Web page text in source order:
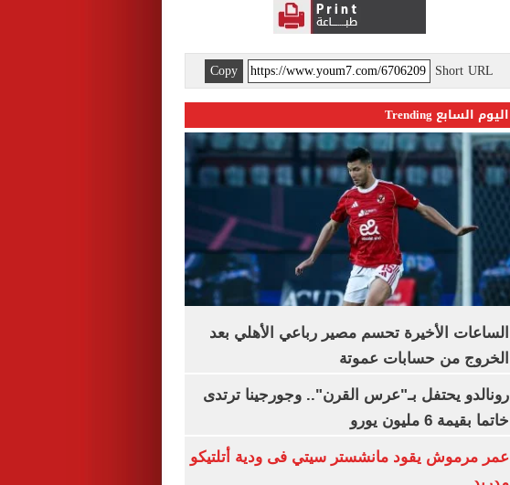
Short URL
Copy
اليوم السابع Trending
الساعات الأخيرة تحسم مصير رباعي الأهلي بعد
الخروج من حسابات عموتة
رونالدو يحتفل بـ"عرس القرن".. وجورجينا ترتدى
خاتما بقيمة 6 مليون يورو
عمر مرموش يقود مانشستر سيتي فى ودية أتلتيكو